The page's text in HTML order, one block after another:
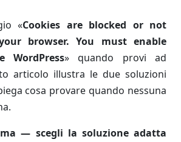
«Cookies are blocked or not
browser. You must enable
WordPress» quando provi ad
articolo illustra le due soluzioni
cosa provare quando nessuna
— scegli la soluzione adatta